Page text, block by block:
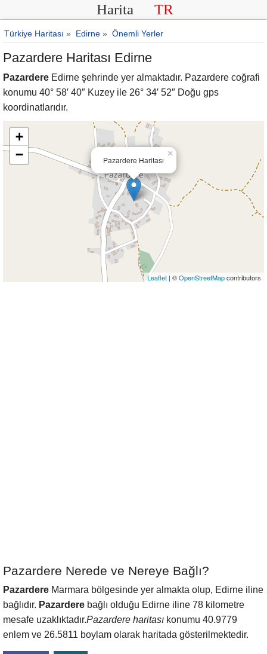
Harita TR
Türkiye Haritası » Edirne » Önemli Yerler
Pazardere Haritası Edirne
Pazardere Edirne şehrinde yer almaktadır. Pazardere coğrafi
konumu 40° 58′ 40″ Kuzey ile 26° 34′ 52″ Doğu gps
koordinatlarıdır.
Pazardere Haritası
×
+
−
Leaflet | ©OpenStreetMapcontributors
Pazardere Nerede ve Nereye Bağlı?
Pazardere Marmara bölgesinde yer almakta olup, Edirne iline
bağlıdır. Pazardere bağlı olduğu Edirne iline 78 kilometre
mesafe uzaklıktadır.Pazardere haritası konumu 40.9779
enlem ve 26.5811 boylam olarak haritada gösterilmektedir.